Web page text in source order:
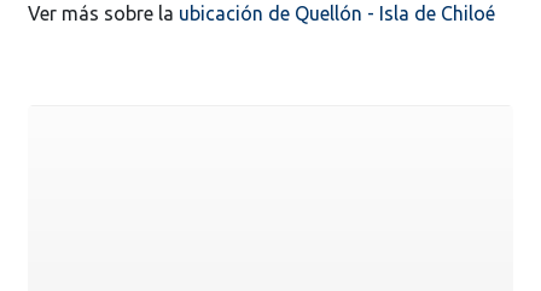
Ver más sobre la ubicación de Quellón - Isla de Chiloé